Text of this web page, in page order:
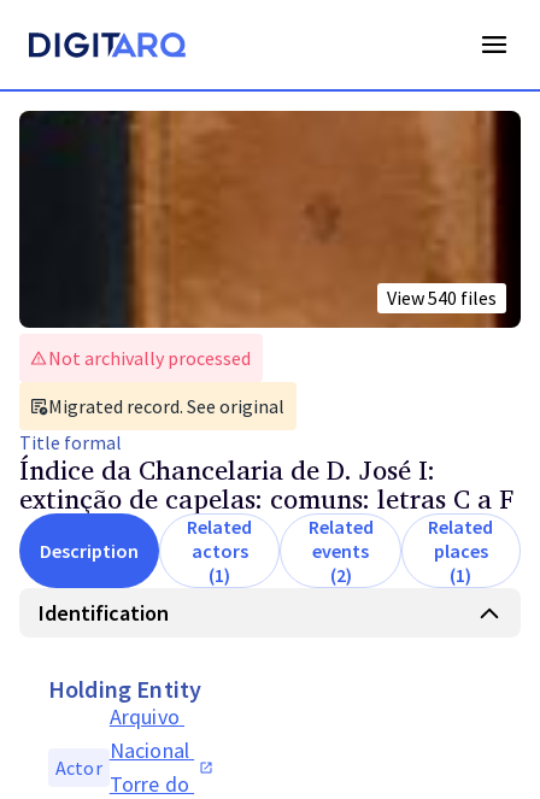
Not archivally processed
Migrated record. See original
Title formal
Índice da Chancelaria de D. José I:
extinção de capelas: comuns: letras C a F
View540 files
Description
Related
actors
(1)
Related
events
(2)
Related
places
(1)
Identification
Holding Entity
Actor
Arquivo
Nacional
Torre do